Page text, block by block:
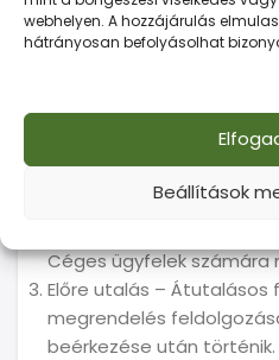
webhelyen. A hozzájárulás
hátrányosan befolyásolhat
Beállítások
Webáruházunk a
lehetőségeket kínálja:
bankkártyával –
Barion rendszerén
Céges ügyfelek számára
Előre utalás –
megrendelés
beérkezése után